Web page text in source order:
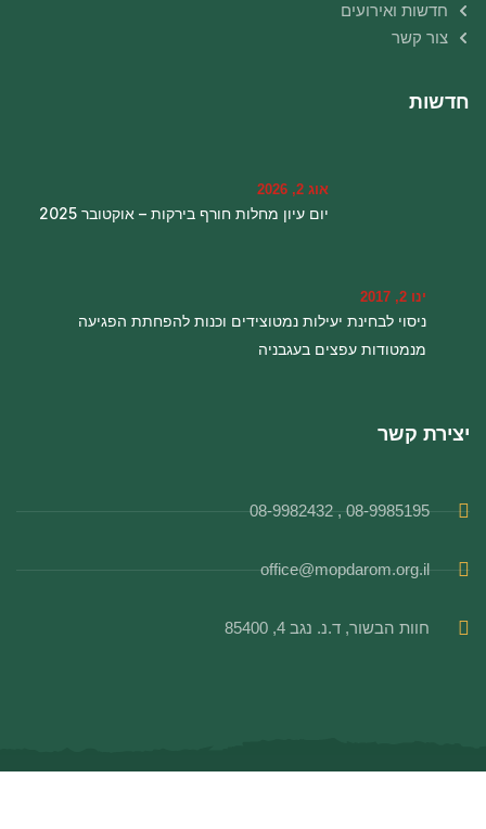
חדשות ואירועים
צור קשר
חדשות
אוג 2, 2026
יום עיון מחלות חורף בירקות – אוקטובר 2025
ינו 2, 2017
ניסוי לבחינת יעילות נמטוצידים וכנות להפחתת הפגיעה
מנמטודות עפצים בעגבניה
יצירת קשר
08-9985195 , 08-9982432
office@mopdarom.org.il
חוות הבשור, ד.נ. נגב 4, 85400